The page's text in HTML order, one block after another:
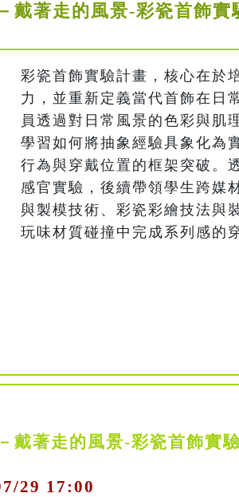
戴著走的風景-彩瓷首飾
彩瓷首飾實驗計畫，核心在於
力，並重新定義當代首飾在日
員透過對日常風景的色彩與肌
學習如何將抽象經驗具象化為
行為與穿戴位置的框架突破。
感官實驗，後續帶領學生跨媒
與製模技術、彩瓷彩繪技法與
玩味材質碰撞中完成系列感的
戴著走的風景-彩瓷首飾實
29 17:00